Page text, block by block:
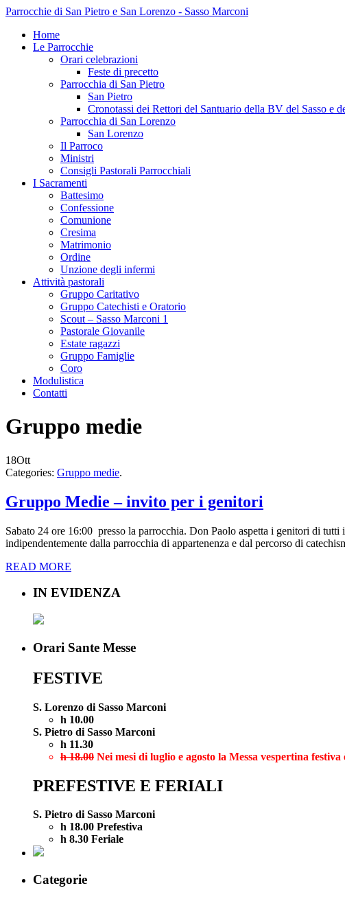
Parrocchie di San Pietro e San Lorenzo - Sasso Marconi
Home
Le Parrocchie
Orari celebrazioni
Feste di precetto
Parrocchia di San Pietro
San Pietro
Cronotassi dei Rettori del Santuario della BV del Sasso e
Parrocchia di San Lorenzo
San Lorenzo
Il Parroco
Ministri
Consigli Pastorali Parrocchiali
I Sacramenti
Battesimo
Confessione
Comunione
Cresima
Matrimonio
Ordine
Unzione degli infermi
Attività pastorali
Gruppo Caritativo
Gruppo Catechisti e Oratorio
Scout – Sasso Marconi 1
Pastorale Giovanile
Estate ragazzi
Gruppo Famiglie
Coro
Modulistica
Contatti
Gruppo medie
18Ott
Categories: Gruppo medie.
Gruppo Medie – invito per i genitori
Sabato 24 ore 16:00 presso la parrocchia. Don Paolo aspetta i genitori di
indipendentemente dalla parrocchia di appartenenza e dal percorso di
READ MORE
IN EVIDENZA
Orari Sante Messe
FESTIVE
S. Lorenzo di Sasso Marconi
h 10.00
S. Pietro di Sasso Marconi
h 11.30
h 18.00 Nei mesi di luglio e agosto la Messa vespertina festiva
PREFESTIVE E FERIALI
S. Pietro di Sasso Marconi
h 18.00 Prefestiva
h 8.30 Feriale
Categorie